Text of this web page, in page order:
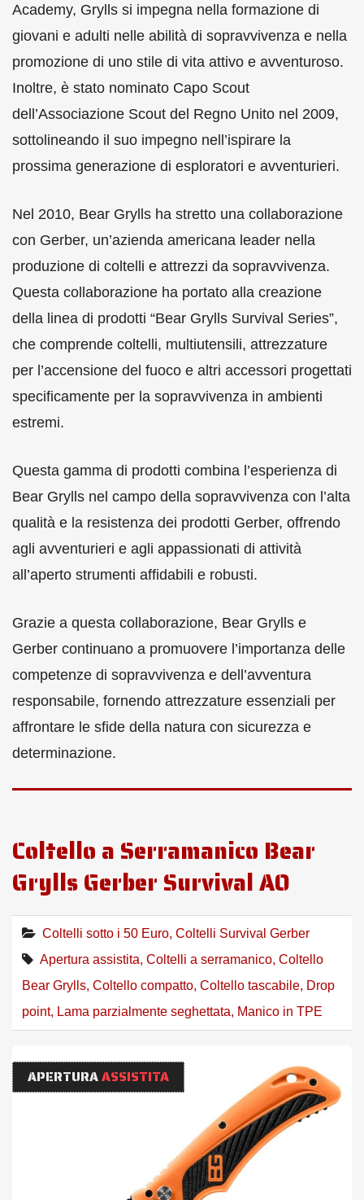
Academy, Grylls si impegna nella formazione di
giovani e adulti nelle abilità di sopravvivenza e nella
promozione di uno stile di vita attivo e avventuroso.
Inoltre, è stato nominato Capo Scout
dell’Associazione Scout del Regno Unito nel 2009,
sottolineando il suo impegno nell’ispirare la
prossima generazione di esploratori e avventurieri.
Nel 2010, Bear Grylls ha stretto una collaborazione
con Gerber, un’azienda americana leader nella
produzione di coltelli e attrezzi da sopravvivenza.
Questa collaborazione ha portato alla creazione
della linea di prodotti “Bear Grylls Survival Series”,
che comprende coltelli, multiutensili, attrezzature
per l’accensione del fuoco e altri accessori progettati
specificamente per la sopravvivenza in ambienti
estremi.
Questa gamma di prodotti combina l’esperienza di
Bear Grylls nel campo della sopravvivenza con l’alta
qualità e la resistenza dei prodotti Gerber, offrendo
agli avventurieri e agli appassionati di attività
all’aperto strumenti affidabili e robusti.
Grazie a questa collaborazione, Bear Grylls e
Gerber continuano a promuovere l’importanza delle
competenze di sopravvivenza e dell’avventura
responsabile, fornendo attrezzature essenziali per
affrontare le sfide della natura con sicurezza e
determinazione.
Coltello a Serramanico Bear
Grylls Gerber Survival AO
Coltelli sotto i 50 Euro, Coltelli Survival Gerber
Apertura assistita, Coltelli a serramanico, Coltello
Bear Grylls, Coltello compatto, Coltello tascabile, Drop
point, Lama parzialmente seghettata, Manico in TPE
APERTURAASSISTITA